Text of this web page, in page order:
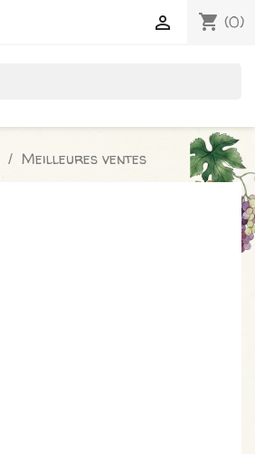
shopping_cart (0)

Meilleures ventes